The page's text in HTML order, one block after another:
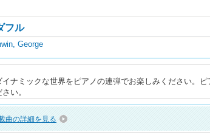
フル
George
ナミックな世界をピアノの連弾でお楽しみください。
い。
曲の詳細を見る